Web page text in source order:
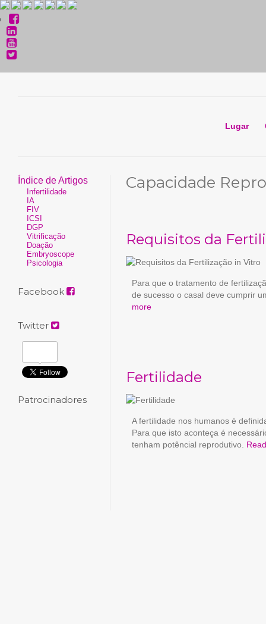
Lugar
Índice de Artigos
Infertilidade
IA
FIV
ICSI
DGP
Vitrificação
Doação
Embryoscope
Psicologia
Facebook
Twitter
Patrocinadores
Capacidade
Requisitos da
Para que o tratamento de
de sucesso o casal deve cumprir
more
Fertilidade
A fertilidade nos humanos é
Para que isto aconteça é
tenham potêncial reprodutivo.